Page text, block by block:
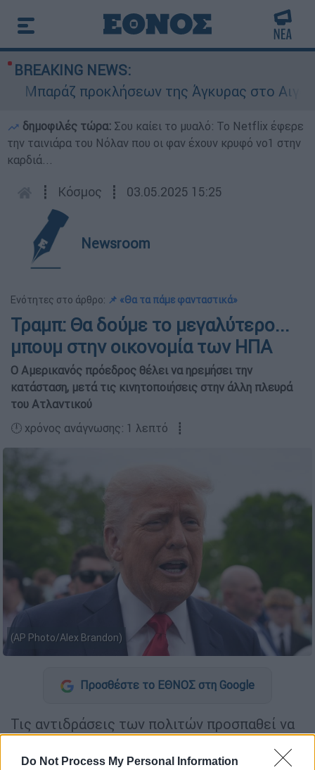
Do Not Process My Personal Information
BREAKING NEWS:
Μπαράζ προκλήσεων της Άγκυρας στο Αιγαίο:
δημοφιλές τώρα: Σου καίει το μυαλό: Το Netflix έφερε
την ταινιάρα του Νόλαν που οι φαν έχουν κρυφό νο1 στην
καρδιά...
┋ Κόσμος ┋ 03.05.2025 15:25
Newsroom
Ενότητες στο άρθρο: 📌 «Θα τα πάμε φανταστικά»
Τραμπ: Θα δούμε το μεγαλύτερο...
μπουμ στην οικονομία των ΗΠΑ
Ο Αμερικανός πρόεδρος θέλει να ηρεμήσει την
κατάσταση, μετά τις κινητοποιήσεις στην άλλη πλευρά
του Ατλαντικού
🕛 χρόνος ανάγνωσης: 1 λεπτό ┋
(AP Photo/Alex Brandon)
Προσθέστε το ΕΘΝΟΣ στη Google
Τις αντιδράσεις των πολιτών προσπαθεί να
δηλώσεις του επισήμανε ότι οι επιλογές